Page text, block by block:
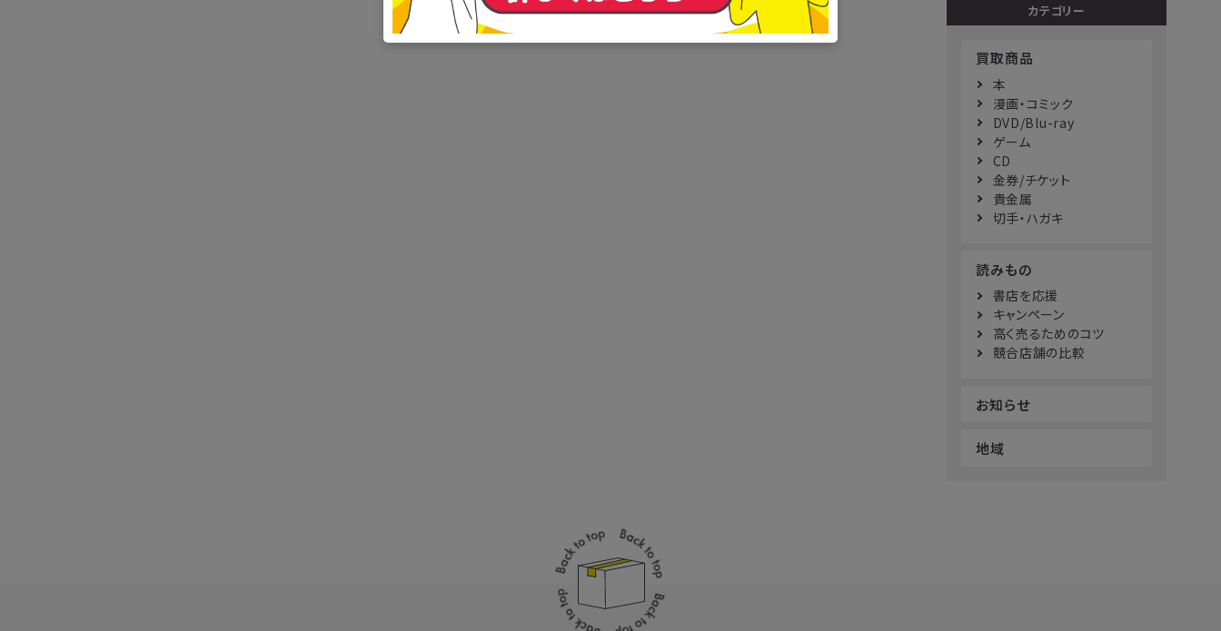
カテゴリー
買取商品
本
漫画・コミック
DVD/Blu-ray
ゲーム
CD
金券/チケット
貴金属
切手・ハガキ
読みもの
書店を応援
キャンペーン
高く売るためのコツ
競合店舗の比較
お知らせ
地域